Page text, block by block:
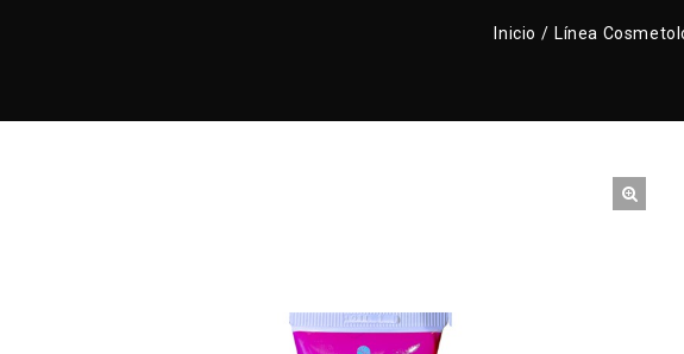
Inicio / Línea